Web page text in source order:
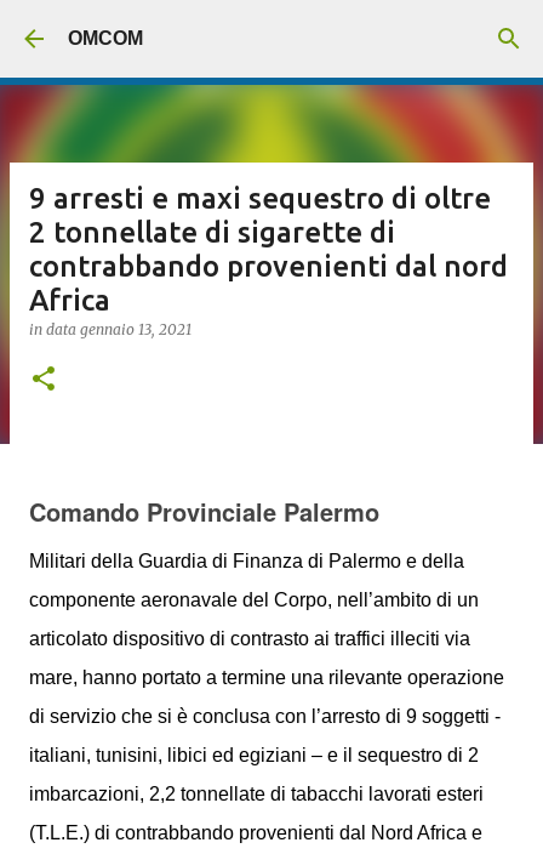
OMCOM
9 arresti e maxi sequestro di oltre
2 tonnellate di sigarette di
contrabbando provenienti dal nord
Africa
in data gennaio 13, 2021
Comando Provinciale Palermo
Militari della Guardia di Finanza di Palermo e della
componente aeronavale del Corpo, nell’ambito di un
articolato dispositivo di contrasto ai traffici illeciti via
mare, hanno portato a termine una rilevante operazione
di servizio che si è conclusa con l’arresto di 9 soggetti -
italiani, tunisini, libici ed egiziani – e il sequestro di 2
imbarcazioni, 2,2 tonnellate di tabacchi lavorati esteri
(T.L.E.) di contrabbando provenienti dal Nord Africa e